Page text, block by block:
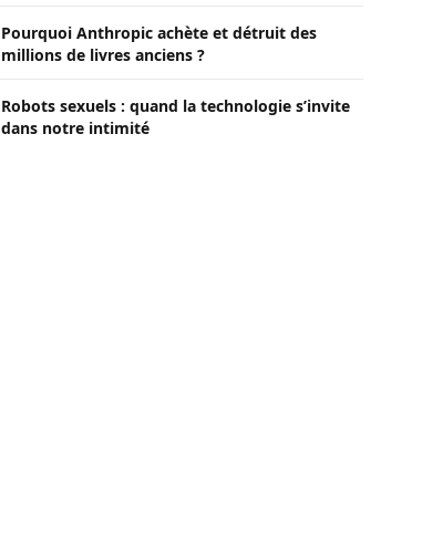
Pourquoi Anthropic achète et détruit des
millions de livres anciens ?
Robots sexuels : quand la technologie s’invite
dans notre intimité